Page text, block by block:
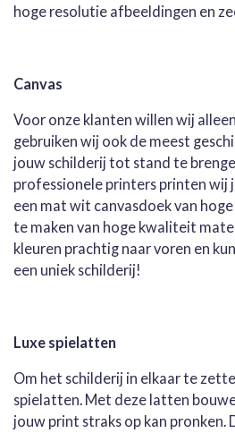
hoge resolutie afbeeldingen en
Canvas
Voor onze klanten willen wij
gebruiken wij ook de meest
jouw schilderij tot stand te
professionele printers printen wij
een mat wit canvasdoek van
te maken van hoge kwaliteit
kleuren prachtig naar voren en
een uniek schilderij!
Luxe spielatten
Om het schilderij in elkaar te
spielatten. Met deze latten
jouw print straks op kan pronken.